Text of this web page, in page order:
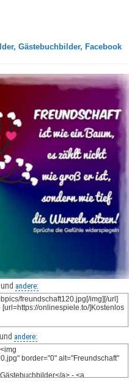
Gästebuchbilder, Facebook
andere:
andere: